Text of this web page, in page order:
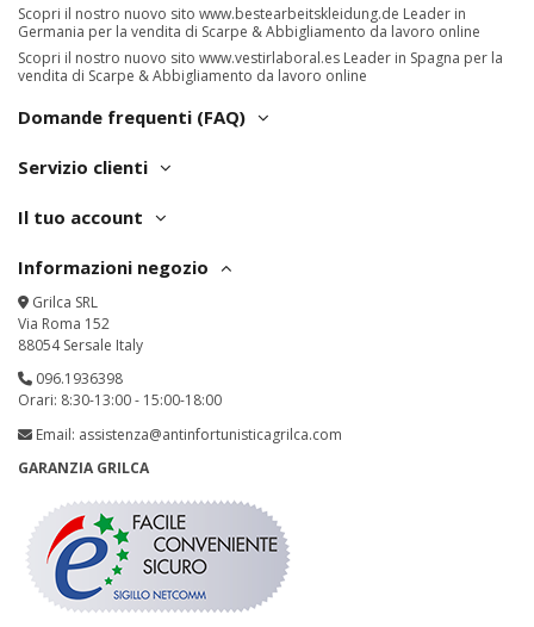
Scopri il nostro nuovo sito www.bestearbeitskleidung.de Leader in
Germania per la vendita di Scarpe & Abbigliamento da lavoro online
Scopri il nostro nuovo sito www.vestirlaboral.es Leader in Spagna per la
vendita di Scarpe & Abbigliamento da lavoro online
Domande frequenti (FAQ)
Servizio clienti
Il tuo account
Informazioni negozio
Grilca SRL
Via Roma 152
88054 Sersale Italy
096.1936398
Orari: 8:30-13:00 - 15:00-18:00
Email: assistenza@antinfortunisticagrilca.com
GARANZIA GRILCA